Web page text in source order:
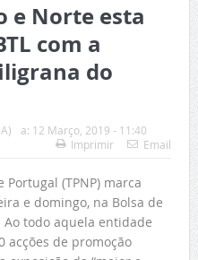
e Norte esta
com a
do
a: 12 Março, 2019 - 11:40
Imprimir
Email
(TPNP) marca
e domingo, na Bolsa de
Ao todo aquela entidade
acções de promoção